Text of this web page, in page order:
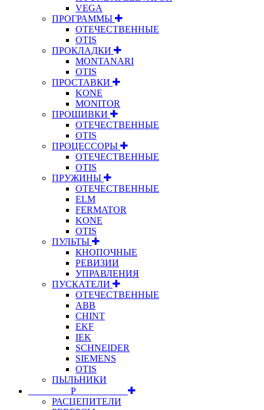
VEGA
ПРОГРАММЫ
ОТЕЧЕСТВЕННЫЕ
OTIS
ПРОКЛАДКИ
MONTANARI
OTIS
ПРОСТАВКИ
KONE
MONITOR
ПРОШИВКИ
ОТЕЧЕСТВЕННЫЕ
OTIS
ПРОЦЕССОРЫ
ОТЕЧЕСТВЕННЫЕ
OTIS
ПРУЖИНЫ
ОТЕЧЕСТВЕННЫЕ
ELM
FERMATOR
KONE
OTIS
ПУЛЬТЫ
КНОПОЧНЫЕ
РЕВИЗИИ
УПРАВЛЕНИЯ
ПУСКАТЕЛИ
ОТЕЧЕСТВЕННЫЕ
ABB
CHINT
EKF
IEK
SCHNEIDER
SIEMENS
OTIS
ПЫЛЬНИКИ
⠀⠀⠀⠀⠀⠀Р⠀⠀⠀⠀⠀⠀⠀
РАСЦЕПИТЕЛИ